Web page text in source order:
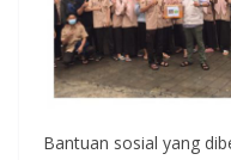
Bantuan sosial yang